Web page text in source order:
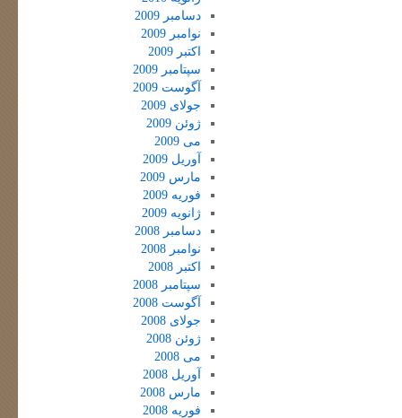
دسامبر 2009
نوامبر 2009
اکتبر 2009
سپتامبر 2009
آگوست 2009
جولای 2009
ژوئن 2009
می 2009
آوریل 2009
مارس 2009
فوریه 2009
ژانویه 2009
دسامبر 2008
نوامبر 2008
اکتبر 2008
سپتامبر 2008
آگوست 2008
جولای 2008
ژوئن 2008
می 2008
آوریل 2008
مارس 2008
فوریه 2008